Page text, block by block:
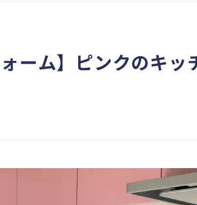
ーム】ピンクのキッ